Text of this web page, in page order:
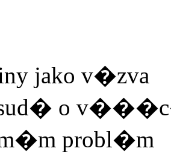
jako v�zva
o
probl�m